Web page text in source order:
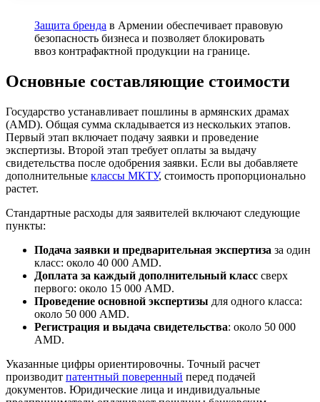
Защита бренда в Армении обеспечивает правовую
безопасность бизнеса и позволяет блокировать
ввоз контрафактной продукции на границе.
Основные составляющие стоимости
Государство устанавливает пошлины в армянских драмах
(AMD). Общая сумма складывается из нескольких этапов.
Первый этап включает подачу заявки и проведение
экспертизы. Второй этап требует оплаты за выдачу
свидетельства после одобрения заявки. Если вы добавляете
дополнительные классы МКТУ, стоимость пропорционально
растет.
Стандартные расходы для заявителей включают следующие
пункты:
Подача заявки и предварительная экспертиза за один
класс: около 40 000 AMD.
Доплата за каждый дополнительный класс сверх
первого: около 15 000 AMD.
Проведение основной экспертизы для одного класса:
около 50 000 AMD.
Регистрация и выдача свидетельства: около 50 000
AMD.
Указанные цифры ориентировочны. Точный расчет
производит патентный поверенный перед подачей
документов. Юридические лица и индивидуальные